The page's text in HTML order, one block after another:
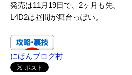
発売は11月19日で、2ヶ月も先。
L4D2は昼間が舞台っぽい。
にほんブログ村